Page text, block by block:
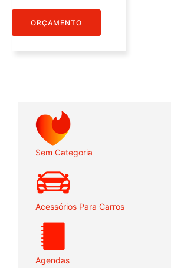
Sem Categoria
Acessórios Para Carros
Agendas
ORÇAMENTO